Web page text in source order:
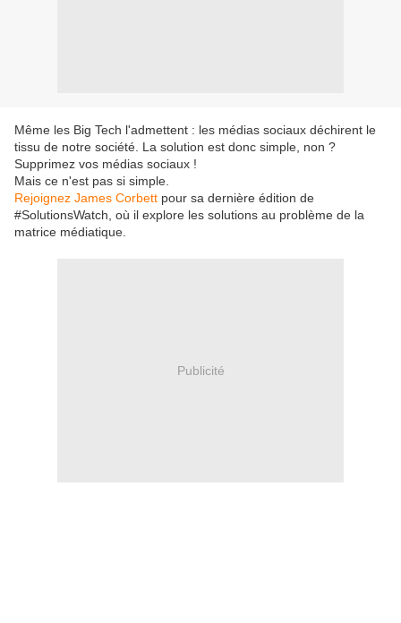
Même les Big Tech l'admettent : les médias sociaux déchirent le
tissu de notre société. La solution est donc simple, non ?
Supprimez vos médias sociaux !
Mais ce n'est pas si simple.
Rejoignez James Corbett pour sa dernière édition de
#SolutionsWatch, où il explore les solutions au problème de la
matrice médiatique.
Publicité